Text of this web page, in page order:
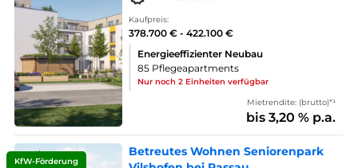
Kaufpreis:
378.700 € - 422.100 €
Energieeffizienter Neubau
85 Pflegeapartments
Nur noch 2 Einheiten verfügbar
Mietrendite: (brutto)*¹
bis 3,20 % p.a.
KfW-Förderung
Betreutes Wohnen Seniorenpark